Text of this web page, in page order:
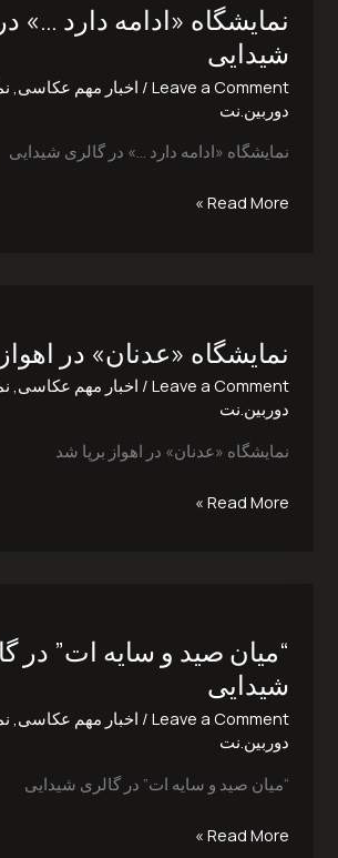
نمایشگاه «ادامه دارد …»
شیدایی
Leave a Comment
/ اخبار مهم عکاسی
دوربین.نت
نمایشگاه «ادامه دارد …» در گالری شیدایی
دارد
…»
در
گالری
شیدایی
Read More »
نمایشگاه «عدنان» در
Leave a Comment
/ اخبار مهم عکاسی,
دوربین.نت
نمایشگاه «عدنان» در اهواز برپا شد
در
اهواز
برپا
Read More »
“میان صید و سایه ات” در
شیدایی
Leave a Comment
/ اخبار مهم عکاسی,
دوربین.نت
“میان صید و سایه ات” در گالری شیدایی
و
سایه
ات”
در
گالری
شیدایی
Read More »